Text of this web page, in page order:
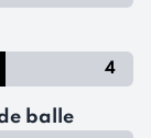
4
balle